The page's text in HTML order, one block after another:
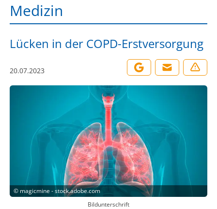
Medizin
Lücken in der COPD-Erstversorgung
20.07.2023
© magicmine - stock.adobe.com
Bildunterschrift